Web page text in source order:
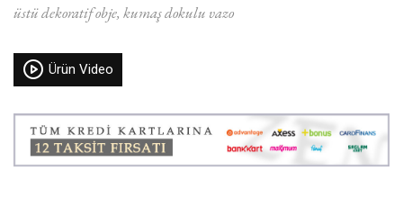
üstü dekoratif obje kumaş dokulu vazo
Ürün Video